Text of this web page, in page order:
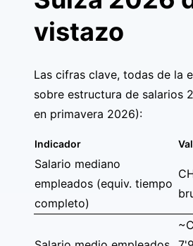
vistazo
Las cifras clave, todas de la
sobre estructura de salarios
en primavera 2026):
Indicador
Salario mediano
empleados (equiv. tiempo
completo)